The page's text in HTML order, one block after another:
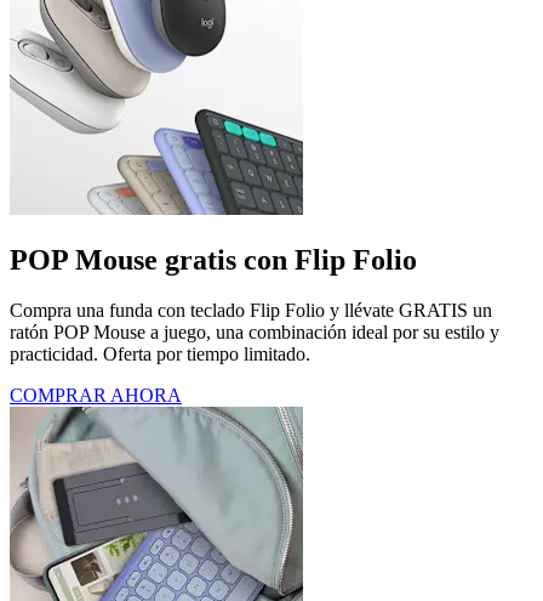
POP Mouse gratis con Flip Folio
Compra una funda con teclado Flip Folio y llévate GRATIS un
ratón POP Mouse a juego, una combinación ideal por su estilo y
practicidad. Oferta por tiempo limitado.
COMPRAR AHORA